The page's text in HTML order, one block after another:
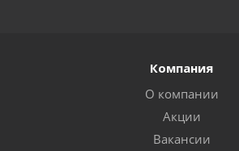
Компания
О компании
Акции
Вакансии